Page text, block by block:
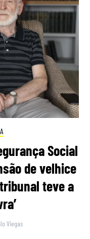
Social
de velhice
teve a
Viegas